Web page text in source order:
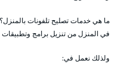
ما هي خدمات تصليح تلفونات
في المنزل من تنزيل برامج وتطبيقات
ولذلك نعمل في: